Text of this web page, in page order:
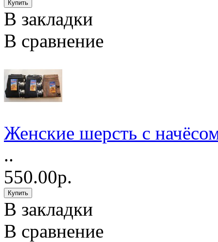
В закладки
В сравнение
Женские шерсть с
..
550.00р.
В закладки
В сравнение